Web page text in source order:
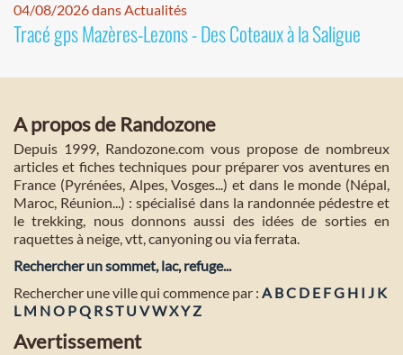
04/08/2026 dans Actualités
Tracé gps Mazères-Lezons - Des Coteaux à la Saligue
A propos de Randozone
Depuis 1999, Randozone.com vous propose de nombreux
articles et fiches techniques pour préparer vos aventures en
France (Pyrénées, Alpes, Vosges...) et dans le monde (Népal,
Maroc, Réunion...) : spécialisé dans la randonnée pédestre et
le trekking, nous donnons aussi des idées de sorties en
raquettes à neige, vtt, canyoning ou via ferrata.
Rechercher un sommet, lac, refuge...
Rechercher une ville qui commence par : A BC D E FG H I J K
L M NO PQ RST U VWXYZ
Avertissement